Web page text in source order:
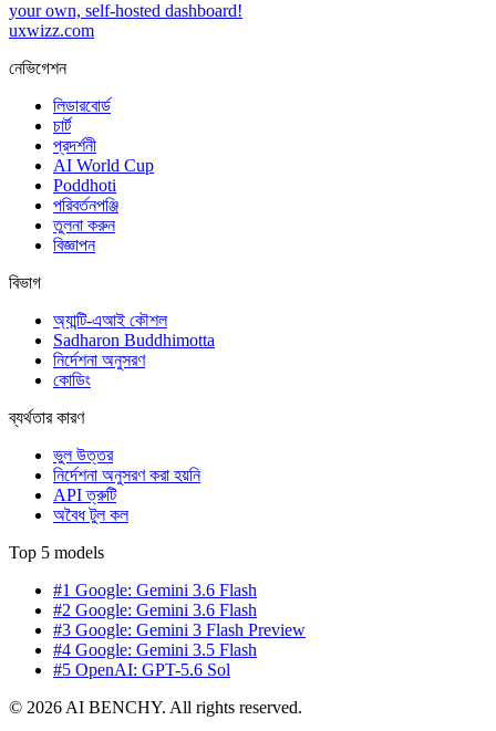
your own, self-hosted dashboard!
uxwizz.com
নেভিগেশন
লিডারবোর্ড
চার্ট
প্রদর্শনী
AI World Cup
Poddhoti
পরিবর্তনপঞ্জি
তুলনা করুন
বিজ্ঞাপন
বিভাগ
অ্যান্টি-এআই কৌশল
Sadharon Buddhimotta
নির্দেশনা অনুসরণ
কোডিং
ব্যর্থতার কারণ
ভুল উত্তর
নির্দেশনা অনুসরণ করা হয়নি
API ত্রুটি
অবৈধ টুল কল
Top 5 models
#1 Google: Gemini 3.6 Flash
#2 Google: Gemini 3.6 Flash
#3 Google: Gemini 3 Flash Preview
#4 Google: Gemini 3.5 Flash
#5 OpenAI: GPT-5.6 Sol
© 2026 AI BENCHY. All rights reserved.